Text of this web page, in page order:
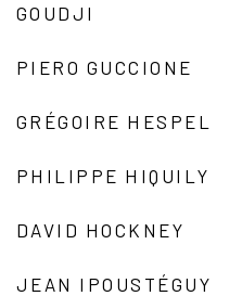
GOUDJI
PIERO GUCCIONE
GRÉGOIRE HESPEL
PHILIPPE HIQUILY
DAVID HOCKNEY
JEAN IPOUSTÉGUY